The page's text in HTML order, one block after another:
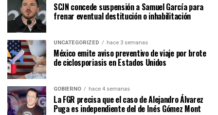
SCJN concede suspensión a Samuel García para
frenar eventual destitución o inhabilitación
UNCATEGORIZED hace 3 semanas
México emite aviso preventivo de viaje por brote
de ciclosporiasis en Estados Unidos
GOBIERNO hace 4 semanas
La FGR precisa que el caso de Alejandro Álvarez
Puga es independiente del de Inés Gómez Mont